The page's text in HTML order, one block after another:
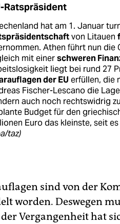
Ratspräsident
hat am 1. Januar
von Litauen
Athen führt nun die
mit einerschweren
liegt bei rund 27
der EU erfüllen, die
Fischer-Lescano die
auch noch rechtswidrig
Budget für den
Euro das kleinste, seit
taz)
sind von der
worden. Deswegen
Vergangenheit hat